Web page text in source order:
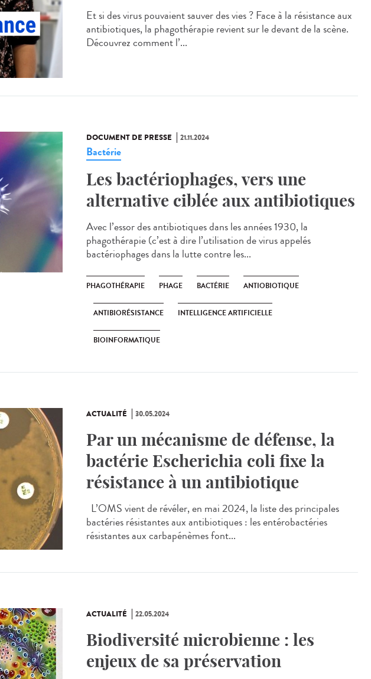
Et si des virus pouvaient sauver des vies ? Face à la résistance aux
antibiotiques, la phagothérapie revient sur le devant de la scène.
Découvrez comment l’...
DOCUMENT DE PRESSE 21.11.2024
Bactérie
Les bactériophages, vers une
alternative ciblée aux antibiotiques
Avec l’essor des antibiotiques dans les années 1930, la
phagothérapie (c’est à dire l’utilisation de virus appelés
bactériophages dans la lutte contre les...
PHAGOTHÉRAPIE PHAGE BACTÉRIE ANTIOBIOTIQUE
ANTIBIORÉSISTANCE INTELLIGENCE ARTIFICIELLE
BIOINFORMATIQUE
ACTUALITÉ 30.05.2024
Par un mécanisme de défense, la
bactérie Escherichia coli fixe la
résistance à un antibiotique
L’OMS vient de révéler, en mai 2024, la liste des principales
bactéries résistantes aux antibiotiques : les entérobactéries
résistantes aux carbapénèmes font...
ACTUALITÉ 22.05.2024
Biodiversité microbienne : les
enjeux de sa préservation